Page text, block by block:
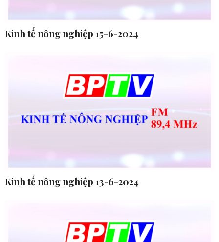
Kinh tế nông nghiệp 15-6-2024
Kinh tế nông nghiệp 13-6-2024